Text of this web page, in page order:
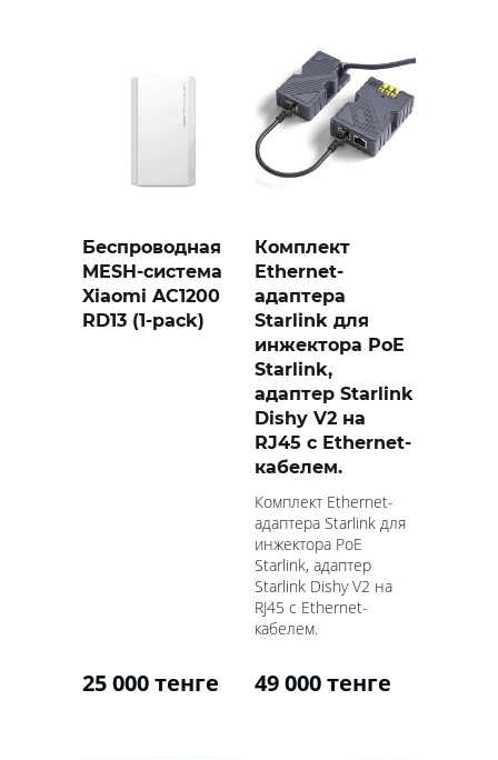
Беспроводная
MESH-система
Xiaomi AC1200
RD13 (1-pack)
25 000 тенге
Комплект
Ethernet-
адаптера
Starlink для
инжектора PoE
Starlink,
адаптер Starlink
Dishy V2 на
RJ45 с Ethernet-
кабелем.
Комплект Ethernet-
адаптера Starlink для
инжектора PoE
Starlink, адаптер
Starlink Dishy V2 на
RJ45 с Ethernet-
кабелем.
49 000 тенге